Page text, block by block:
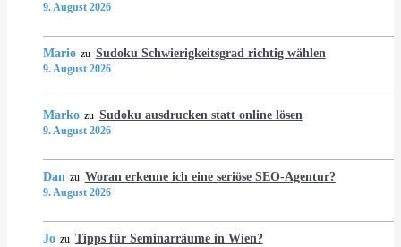
9. August 2026
Mario zu Sudoku Schwierigkeitsgrad richtig wählen
9. August 2026
Marko zu Sudoku ausdrucken statt online lösen
9. August 2026
Dan zu Woran erkenne ich eine seriöse SEO-Agentur?
9. August 2026
Jo zu Tipps für Seminarräume in Wien?